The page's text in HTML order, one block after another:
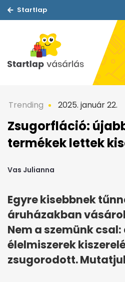
Startlap
Trending 2025. január 22.
Zsugorfláció:
termékek lettek
Vas Julianna
Egyre kisebbnek
áruházakban
Nem a szemünk csal:
élelmiszerek
zsugorodott.